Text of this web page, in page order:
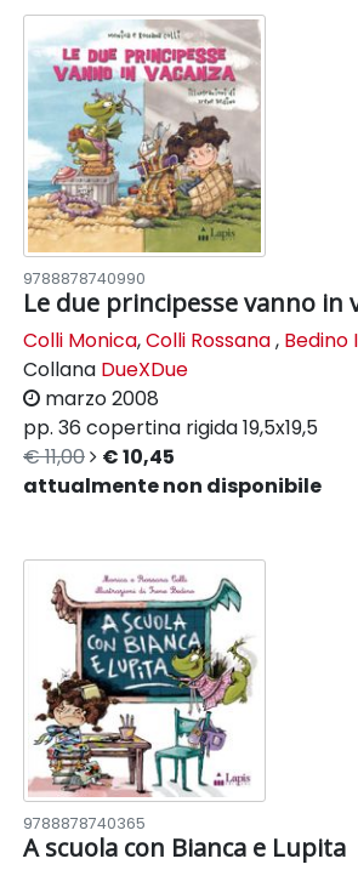
9788878740990
Le due principesse vanno in
Colli Monica,Colli Rossana, Bedino
Collana DueXDue
marzo 2008
pp. 36 copertina rigida19,5x19,5
€ 11,00
€ 10,45
attualmente non disponibile
9788878740365
A scuola con Bianca e Lupita